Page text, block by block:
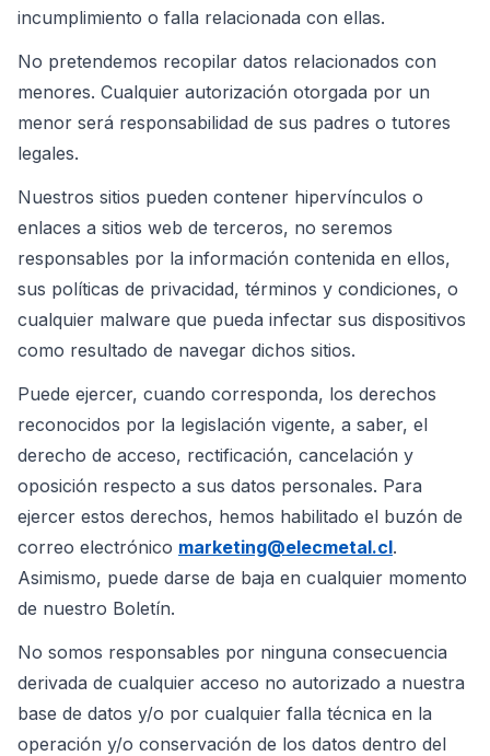
incumplimiento o falla relacionada con ellas.
No pretendemos recopilar datos relacionados con
menores. Cualquier autorización otorgada por un
menor será responsabilidad de sus padres o tutores
legales.
Nuestros sitios pueden contener hipervínculos o
enlaces a sitios web de terceros, no seremos
responsables por la información contenida en ellos,
sus políticas de privacidad, términos y condiciones, o
cualquier malware que pueda infectar sus dispositivos
como resultado de navegar dichos sitios.
Puede ejercer, cuando corresponda, los derechos
reconocidos por la legislación vigente, a saber, el
derecho de acceso, rectificación, cancelación y
oposición respecto a sus datos personales. Para
ejercer estos derechos, hemos habilitado el buzón de
correo electrónico marketing@elecmetal.cl.
Asimismo, puede darse de baja en cualquier momento
de nuestro Boletín.
No somos responsables por ninguna consecuencia
derivada de cualquier acceso no autorizado a nuestra
base de datos y/o por cualquier falla técnica en la
operación y/o conservación de los datos dentro del